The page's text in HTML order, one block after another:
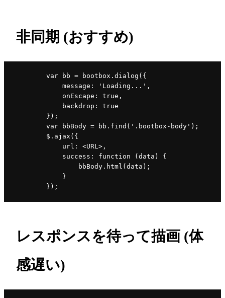
非同期 (おすすめ)
var bb = bootbox.dialog({
message: 'Loading...',
onEscape: true,
backdrop: true
});
var bbBody = bb.find('.bootbox-body');
$.ajax({
url: <URL>,
success: function (data) {
bbBody.html(data);
}
});
レスポンスを待って描画 (体
感遅い)